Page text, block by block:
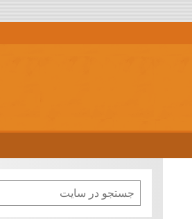
Search